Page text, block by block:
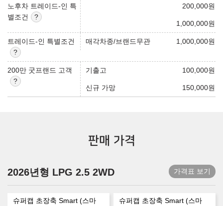
노후차 트레이드-인 특
별조건
200,000원
1,000,000원
트레이드-인 특별조건 매각차종/브랜드무관 1,000,000원
200만 굿프랜드 고객 기출고 100,000원
신규 가망 150,000원
판매 가격
2026년형 LPG 2.5 2WD 가격표 보기
슈퍼캡 초장축 Smart (스마
슈퍼캡 초장축 Smart (스마